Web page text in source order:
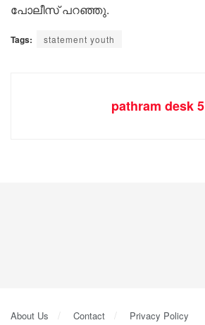
പോലീസ് പറഞ്ഞു.
Tags: statement youth
pathram desk 5
About Us Contact Privacy Policy